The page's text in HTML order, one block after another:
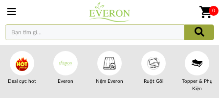
0
Deal cực hot Everon Nệm Everon Ruột Gối
Topper & Phụ
Kiện